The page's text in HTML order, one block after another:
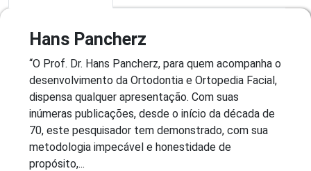
Hans Pancherz
“O Prof. Dr. Hans Pancherz, para quem acompanha o
desenvolvimento da Ortodontia e Ortopedia Facial,
dispensa qualquer apresentação. Com suas
inúmeras publicações, desde o início da década de
70, este pesquisador tem demonstrado, com sua
metodologia impecável e honestidade de
propósito,...